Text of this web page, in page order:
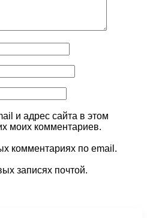
и адрес сайта в этом
моих комментариев.
комментариях по email.
записях почтой.